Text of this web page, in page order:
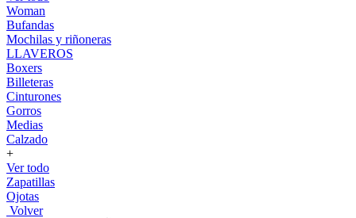
Woman
Bufandas
Mochilas y riñoneras
LLAVEROS
Boxers
Billeteras
Cinturones
Gorros
Medias
Calzado
+
Ver todo
Zapatillas
Ojotas
Volver